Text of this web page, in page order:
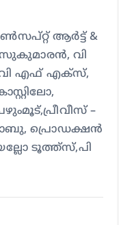
ആർട്ട് &
സുകുമാരൻ, വി
എഫ് എക്സ്,
–
പ്രൊഡക്ഷൻ
ടൂത്ത്സ്,പി